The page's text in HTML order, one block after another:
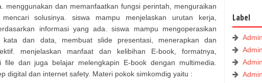
menggunakan dan memanfaatkan fungsi perintah, menguraikan
solusinya. siswa mampu menjelaskan urutan kerja,
informasi yang ada. siswa mampu mengoperasikan
dan data, membuat slide presentasi, menerapkan dan
menjelaskan manfaat dan kelibihan E-book, formatnya,
file dan juga belajar melengkapin E-book dengan multimedia.
digital dan internet safety. Materi pokok simkomdig yaitu :
Label